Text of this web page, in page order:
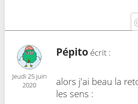
Jeudi 25 juin
2020
Pépito écrit :
alors j'ai beau la
les sens :